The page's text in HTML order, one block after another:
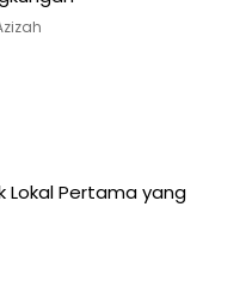
Lokal Pertama yang